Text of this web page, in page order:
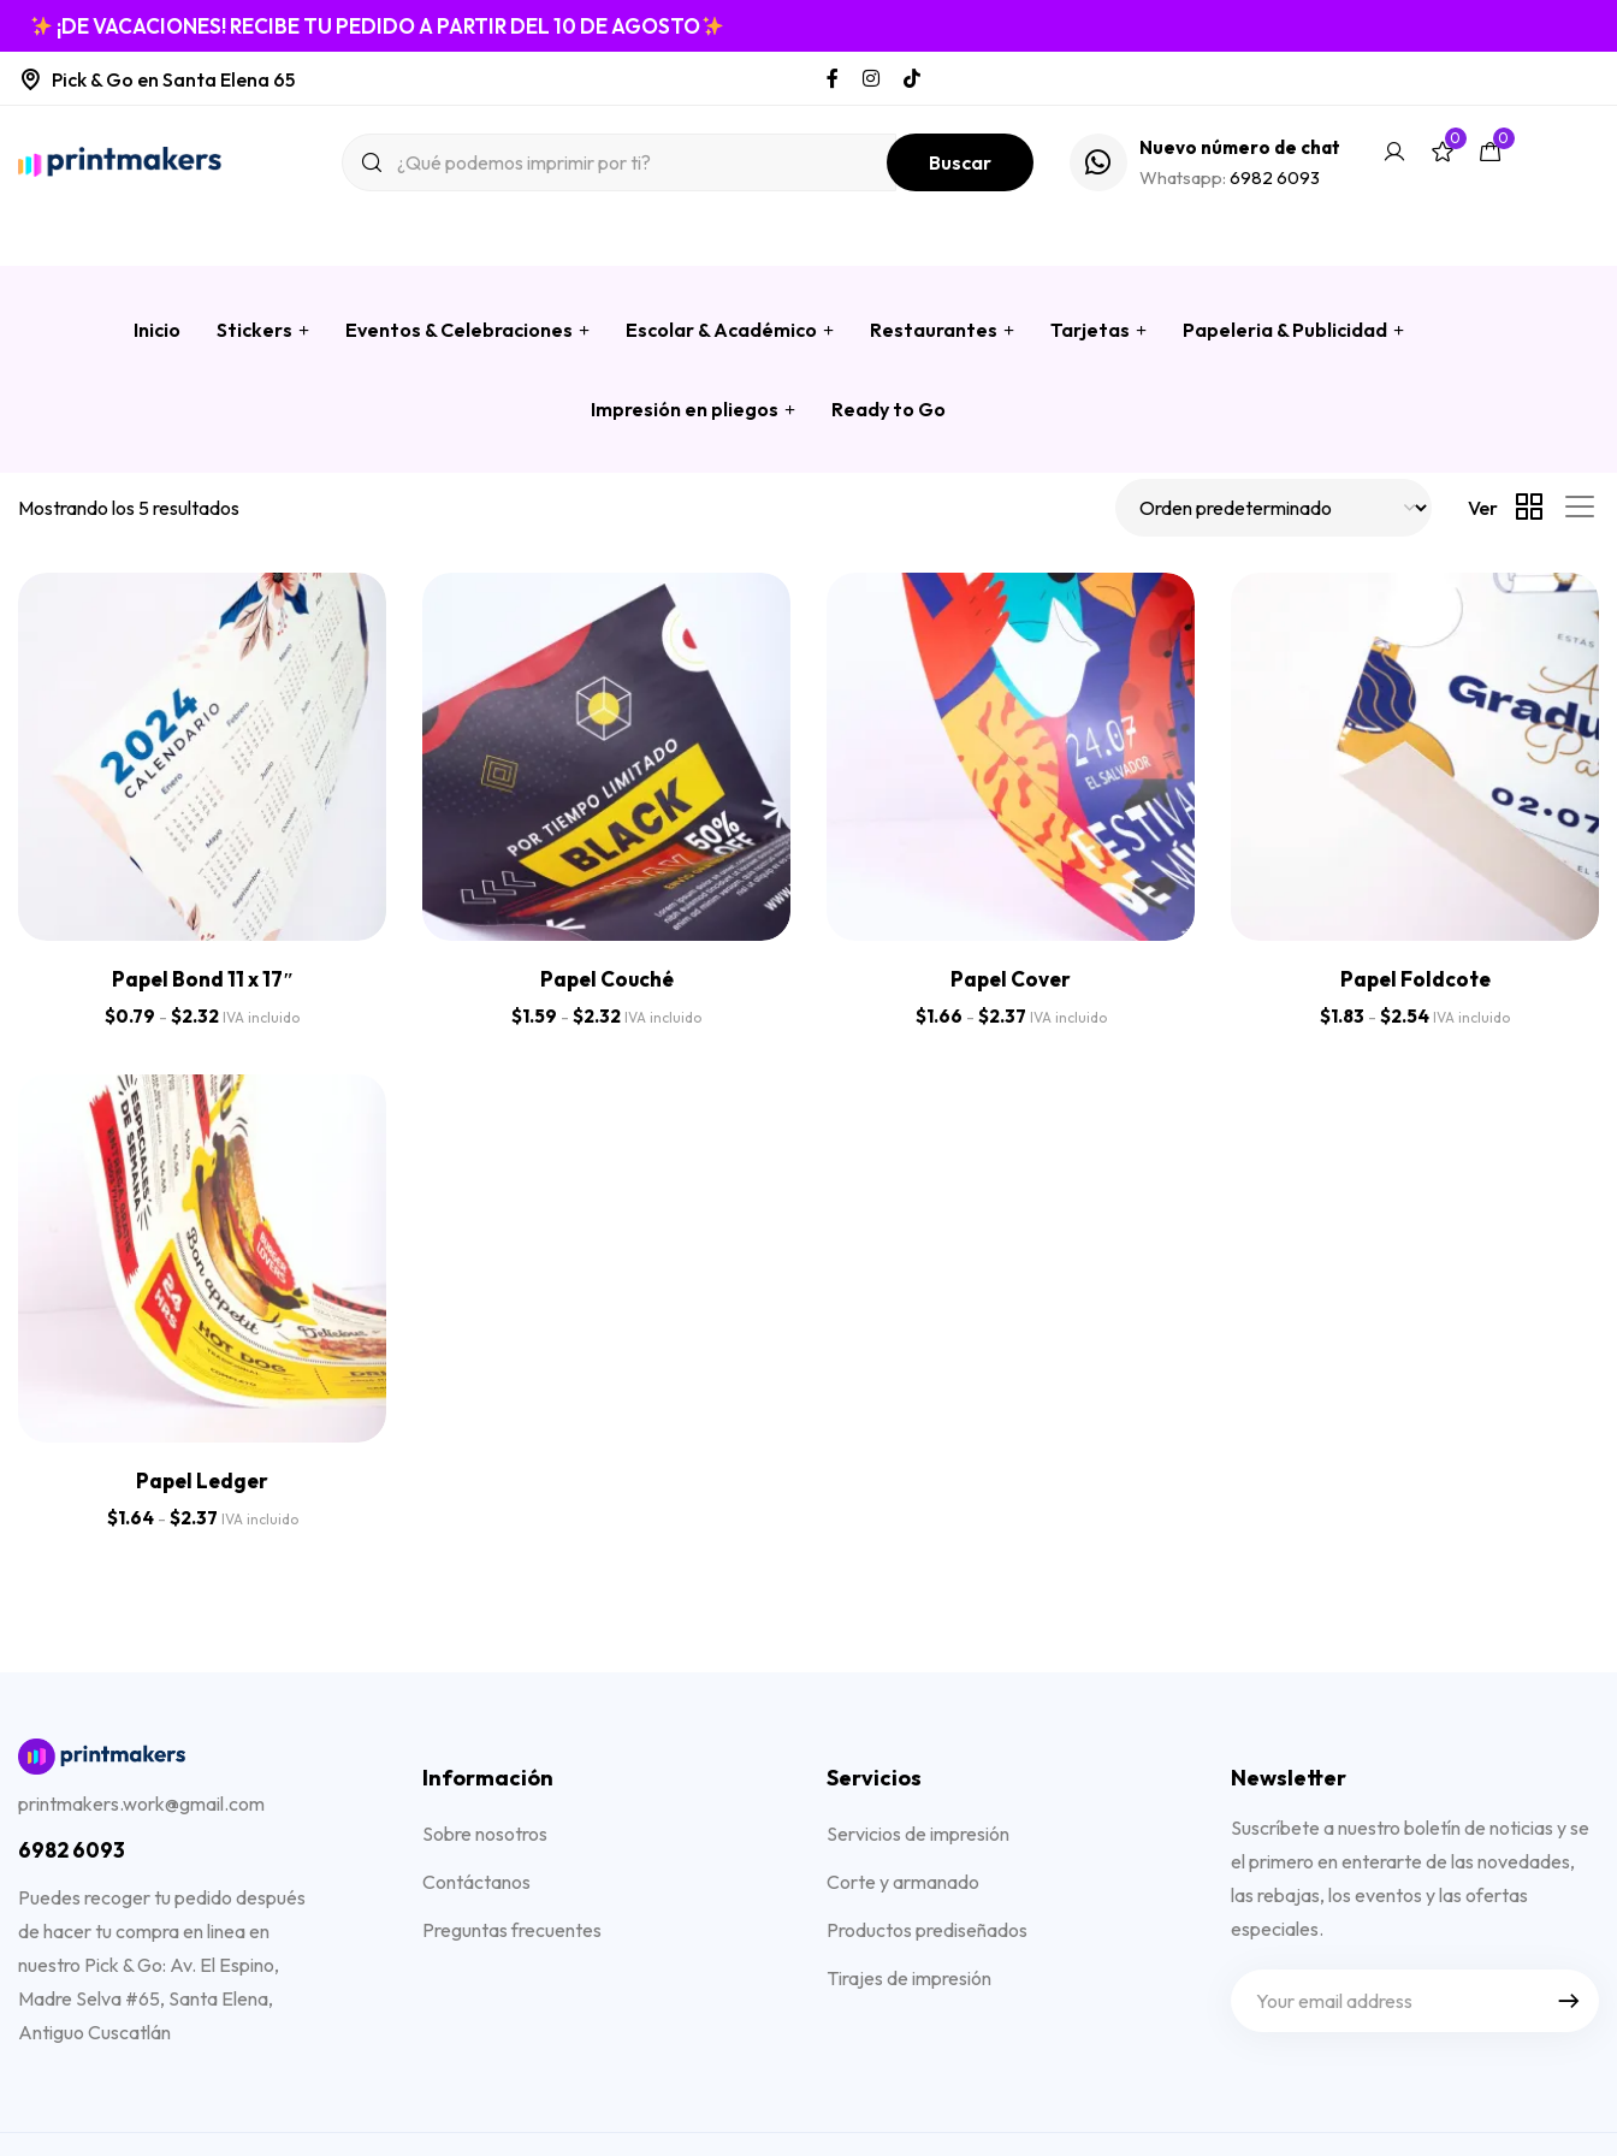
¡DE VACACIONES! RECIBE TU PEDIDO A PARTIR DEL 10 DE AGOSTO
Pick & Go en Santa Elena 65
Buscar
Nuevo número de chat
Whatsapp: 6982 6093
0 0
Inicio Stickers Eventos & Celebraciones Escolar & Académico Restaurantes Tarjetas Papeleria & Publicidad
Impresión en pliegos Ready to Go
Mostrando los 5 resultados Ver
Papel Bond 11 x 17″
$0.79 - $2.32 IVA incluido
Papel Couché
$1.59 - $2.32 IVA incluido
Papel Cover
$1.66 - $2.37 IVA incluido
Papel Foldcote
$1.83 - $2.54 IVA incluido
Papel Ledger
$1.64 - $2.37 IVA incluido
printmakers.work@gmail.com
6982 6093
Puedes recoger tu pedido después
de hacer tu compra en linea en
nuestro Pick & Go: Av. El Espino,
Madre Selva #65, Santa Elena,
Antiguo Cuscatlán
Información
Sobre nosotros
Contáctanos
Preguntas frecuentes
Servicios
Servicios de impresión
Corte y armanado
Productos prediseñados
Tirajes de impresión
Newsletter
Suscríbete a nuestro boletín de noticias y se
el primero en enterarte de las novedades,
las rebajas, los eventos y las ofertas
especiales.